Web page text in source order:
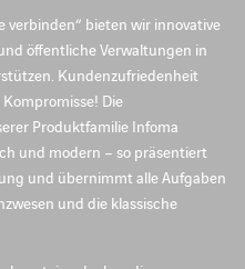
verbinden“ bieten wir innovative
öffentliche Verwaltungen in
Kundenzufriedenheit
Die
Produktfamilie Infoma
und modern – so präsentiert
und übernimmt alle Aufgaben
und die klassische